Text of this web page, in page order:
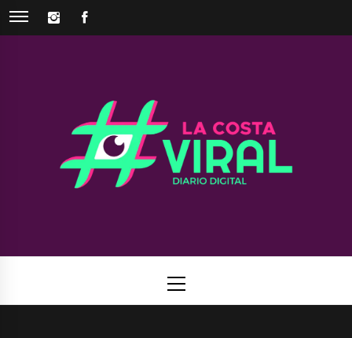
Skip
INSTAGRAM
Viral
Menu